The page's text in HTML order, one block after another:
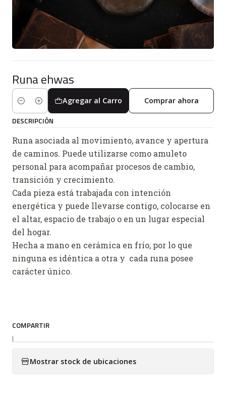
Runa ehwas
Cantidad
Agregar al Carro Comprar ahora
DESCRIPCIÓN
Runa asociada al movimiento, avance y apertura
de caminos. Puede utilizarse como amuleto
personal para acompañar procesos de cambio,
transición y crecimiento.
Cada pieza está trabajada con intención
energética y puede llevarse contigo, colocarse en
el altar, espacio de trabajo o en un lugar especial
del hogar.
Hecha a mano en cerámica en frío, por lo que
ninguna es idéntica a otra y cada runa posee
carácter único.
COMPARTIR
|
Mostrar stock de ubicaciones